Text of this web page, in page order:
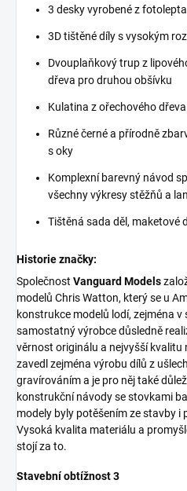
3 desky vyrobené z
3D tištěné díly s vysokým
Dvouplaňkový trup z
dřeva pro druhou obšívku
Kulatina z ořechového
Různé černé a přírodně
s oky
Komplexní barevný návod
všechny výkresy stěžňů a
Tištěná sada děl, maketové
Historie značky:
Společnost Vanguard Models
modelů Chris Watton, který se u
konstrukce modelů lodí, zejména
samostatný výrobce důsledně
věrnost originálu a nejvyšší
zavedl zejména výrobu dílů z
gravírováním a je pro něj také
konstrukční návody se stovkami
modely byly potěšením ze stavby i
Vysoká kvalita materiálu a
stojí za to.
Stavební obtížnost 3